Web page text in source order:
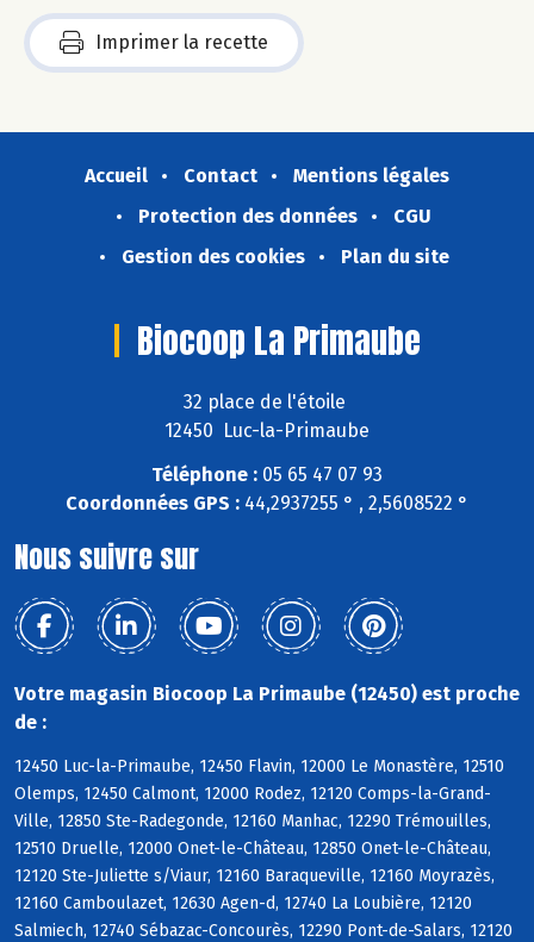
Imprimer la recette
Accueil Contact
Mentions légales
Protection des données
CGU
Gestion des cookies
Plan du site
Biocoop La Primaube
32 place de l'étoile
12450 Luc-la-Primaube
Téléphone : 05 65 47 07 93
Coordonnées GPS : 44,2937255 ° , 2,5608522 °
Nous suivre sur
Votre magasin Biocoop La Primaube (12450) est proche
de :
12450 Luc-la-Primaube, 12450 Flavin, 12000 Le Monastère, 12510
Olemps, 12450 Calmont, 12000 Rodez, 12120 Comps-la-Grand-
Ville, 12850 Ste-Radegonde, 12160 Manhac, 12290 Trémouilles,
12510 Druelle, 12000 Onet-le-Château, 12850 Onet-le-Château,
12120 Ste-Juliette s/Viaur, 12160 Baraqueville, 12160 Moyrazès,
12160 Camboulazet, 12630 Agen-d, 12740 La Loubière, 12120
Salmiech, 12740 Sébazac-Concourès, 12290 Pont-de-Salars, 12120